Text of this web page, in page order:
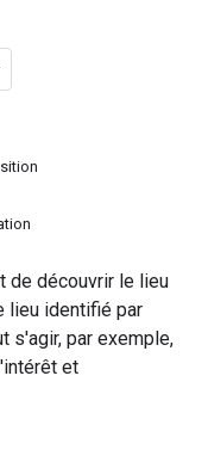
de découvrir le lieu
lieu identifié par
s'agir, par exemple,
et